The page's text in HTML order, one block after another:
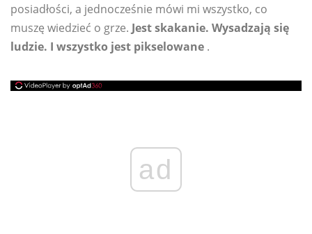
posiadłości, a jednocześnie mówi mi wszystko, co
muszę wiedzieć o grze. Jest skakanie. Wysadzają się
ludzie. I wszystko jest pikselowane .
ad